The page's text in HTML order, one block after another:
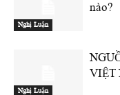
Nghị Luận
nào?
Nghị Luận
VIỆT